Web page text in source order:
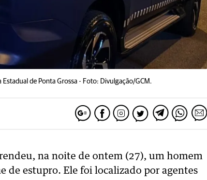
de Ponta Grossa - Foto: Divulgação/GCM.
na noite de ontem (27), um homem
de estupro. Ele foi localizado por agentes